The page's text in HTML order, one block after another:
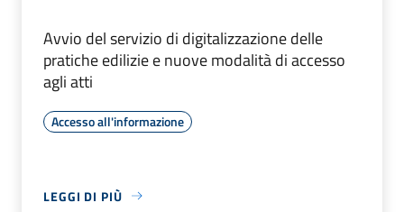
Avvio del servizio di digitalizzazione delle
pratiche edilizie e nuove modalità di accesso
agli atti
Accesso all'informazione
LEGGI DI PIÙ